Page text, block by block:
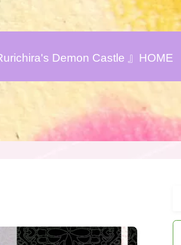
サイト『Botanical Study』
瑠璃地楽の主な活動先リン
品＆レビュー
Demon Castle 』HOME